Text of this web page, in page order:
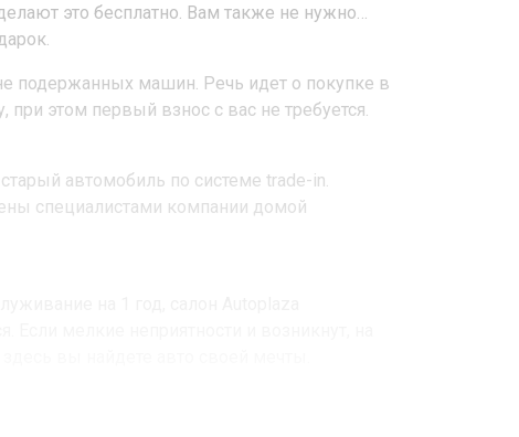
это бесплатно. Вам также не нужно
подержанных машин. Речь идет о покупке в
этом первый взнос с вас не требуется.
автомобиль по системе trade-in.
специалистами компании домой